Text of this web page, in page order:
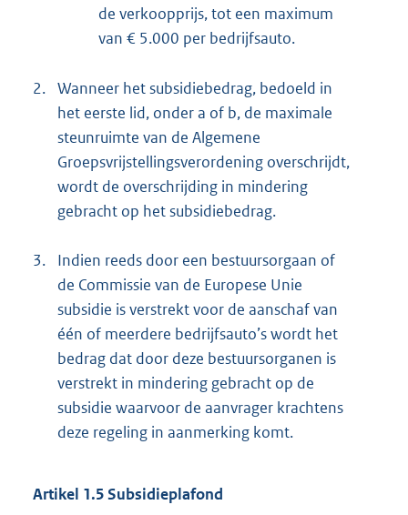
de verkoopprijs, tot een maximum
van € 5.000 per bedrijfsauto.
2. Wanneer het subsidiebedrag, bedoeld in
het eerste lid, onder a of b, de maximale
steunruimte van de Algemene
Groepsvrijstellingsverordening overschrijdt,
wordt de overschrijding in mindering
gebracht op het subsidiebedrag.
3.
Indien reeds door een bestuursorgaan of
de Commissie van de Europese Unie
subsidie is verstrekt voor de aanschaf van
één of meerdere bedrijfsauto’s wordt het
bedrag dat door deze bestuursorganen is
verstrekt in mindering gebracht op de
subsidie waarvoor de aanvrager krachtens
deze regeling in aanmerking komt.
Artikel 1.5 Subsidieplafond